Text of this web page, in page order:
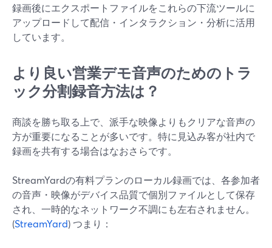
録画後にエクスポートファイルをこれらの下流ツールに
アップロードして配信・インタラクション・分析に活用
しています。
より良い営業デモ音声のためのトラ
ック分割録音方法は？
商談を勝ち取る上で、派手な映像よりもクリアな音声の
方が重要になることが多いです。特に見込み客が社内で
録画を共有する場合はなおさらです。
StreamYardの有料プランのローカル録画では、各参加者
の音声・映像がデバイス品質で個別ファイルとして保存
され、一時的なネットワーク不調にも左右されません。
(StreamYard) つまり：